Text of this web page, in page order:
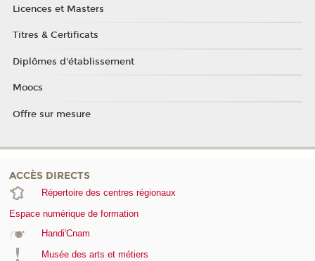
Licences et Masters
Titres & Certificats
Diplômes d'établissement
Moocs
Offre sur mesure
ACCÈS DIRECTS
Répertoire des centres régionaux
Espace numérique de formation
Handi'Cnam
Musée des arts et métiers